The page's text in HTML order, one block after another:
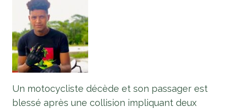
Un motocycliste décède et son passager est
blessé après une collision impliquant deux